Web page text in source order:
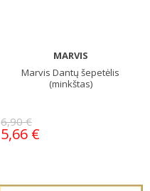
MARVIS
Marvis Dantų šepetėlis
(minkštas)
6,90 €
5,66 €